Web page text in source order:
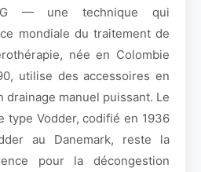
— une technique qui
mondiale du traitement de
née en Colombie
utilise des accessoires en
drainage manuel puissant. Le
type Vodder, codifié en 1936
au Danemark, reste la
pour la décongestion